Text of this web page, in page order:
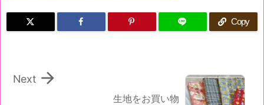
Copy
生地をお買い物

Next